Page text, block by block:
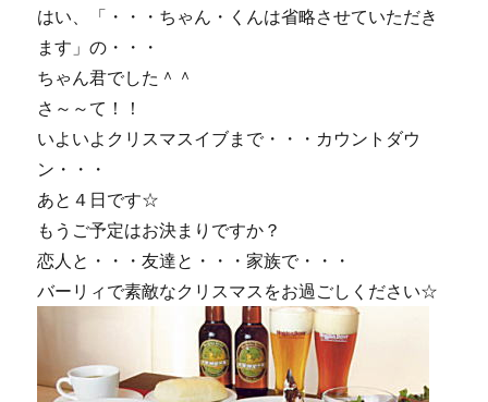
はい、「・・・ちゃん・くんは省略させていただき
ます」の・・・
ちゃん君でした＾＾
さ～～て！！
いよいよクリスマスイブまで・・・カウントダウ
ン・・・
あと４日です☆
もうご予定はお決まりですか？
恋人と・・・友達と・・・家族で・・・
バーリィで素敵なクリスマスをお過ごしください☆